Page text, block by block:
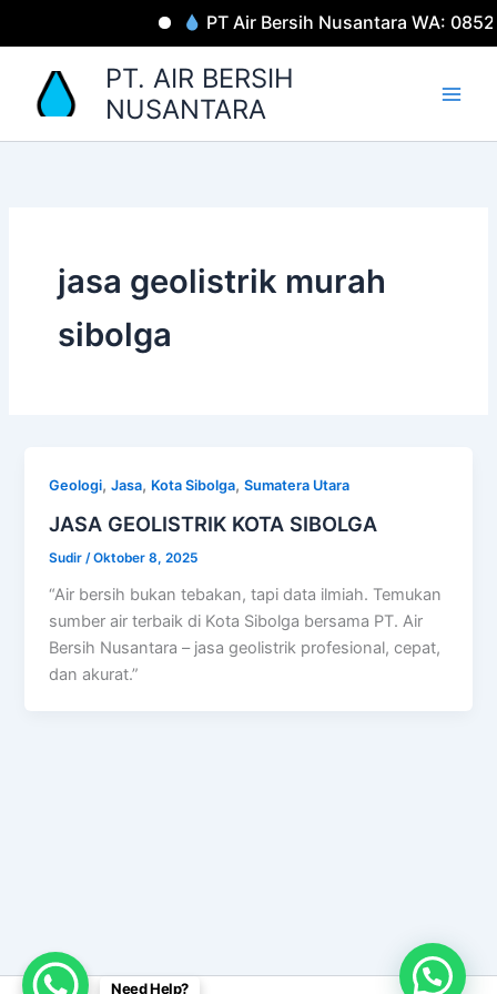
PT Air Bersih Nusantara WA:
PT. AIR BERSIH
NUSANTARA
jasa geolistrik murah
sibolga
Geologi,Jasa, Kota Sibolga,Sumatera Utara
JASA GEOLISTRIK KOTA SIBOLGA
Sudir /Oktober 8, 2025
“Air bersih bukan tebakan, tapi data ilmiah. Temukan
sumber air terbaik di Kota Sibolga bersama PT. Air
Bersih Nusantara – jasa geolistrik profesional, cepat,
dan akurat.”
Need Help?